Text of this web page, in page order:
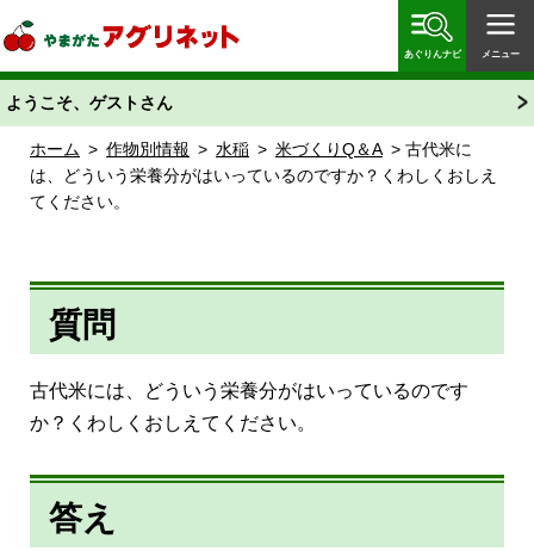
「あぐりん」
あぐりんナビ メニュー
ようこそ、ゲストさん
ホーム > 作物別情報 > 水稲 > 米づくりQ＆A > 古代米に
は、どういう栄養分がはいっているのですか？くわしくおしえ
てください。
質問
古代米には、どういう栄養分がはいっているのです
か？くわしくおしえてください。
答え